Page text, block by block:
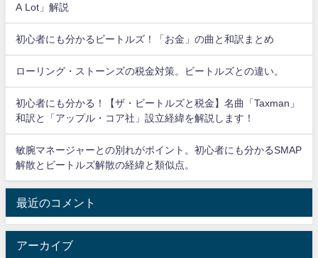
A Lot」解説
初心者にも分かるビートルズ！「お金」の曲と和訳まとめ
ローリング・ストーンズの税金対策。ビートルズとの違い。
初心者にも分かる！【ザ・ビートルズと税金】名曲「Taxman」
和訳と「アップル・コア社」設立経緯を解説します！
敏腕マネージャーとの別れがポイント。初心者にも分かるSMAP
解散とビートルズ解散の経緯と類似点。
最近のコメント
アーカイブ